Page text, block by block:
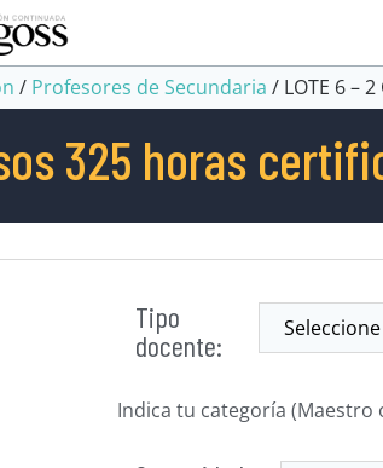
/ Profesores de Secundaria / LOTE 6 –
325 horas
Tipo
docente:
Indica tu categoría (Maestro